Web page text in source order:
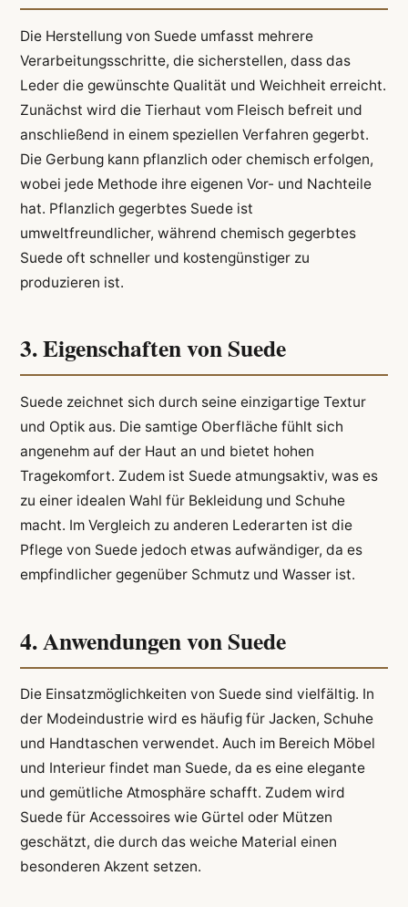
Die Herstellung von Suede umfasst mehrere
Verarbeitungsschritte, die sicherstellen, dass das
Leder die gewünschte Qualität und Weichheit erreicht.
Zunächst wird die Tierhaut vom Fleisch befreit und
anschließend in einem speziellen Verfahren gegerbt.
Die Gerbung kann pflanzlich oder chemisch erfolgen,
wobei jede Methode ihre eigenen Vor- und Nachteile
hat. Pflanzlich gegerbtes Suede ist
umweltfreundlicher, während chemisch gegerbtes
Suede oft schneller und kostengünstiger zu
produzieren ist.
3. Eigenschaften von Suede
Suede zeichnet sich durch seine einzigartige Textur
und Optik aus. Die samtige Oberfläche fühlt sich
angenehm auf der Haut an und bietet hohen
Tragekomfort. Zudem ist Suede atmungsaktiv, was es
zu einer idealen Wahl für Bekleidung und Schuhe
macht. Im Vergleich zu anderen Lederarten ist die
Pflege von Suede jedoch etwas aufwändiger, da es
empfindlicher gegenüber Schmutz und Wasser ist.
4. Anwendungen von Suede
Die Einsatzmöglichkeiten von Suede sind vielfältig. In
der Modeindustrie wird es häufig für Jacken, Schuhe
und Handtaschen verwendet. Auch im Bereich Möbel
und Interieur findet man Suede, da es eine elegante
und gemütliche Atmosphäre schafft. Zudem wird
Suede für Accessoires wie Gürtel oder Mützen
geschätzt, die durch das weiche Material einen
besonderen Akzent setzen.